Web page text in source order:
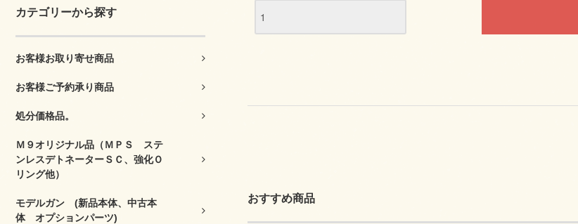
カテゴリーから探す
お客様お取り寄せ商品
お客様ご予約承り商品
処分価格品。
Ｍ９オリジナル品（ＭＰＳ ステ
ンレスデトネーターＳＣ、強化Ｏ
リング他）
モデルガン (新品本体、中古本
体 オプションパーツ)
おすすめ商品